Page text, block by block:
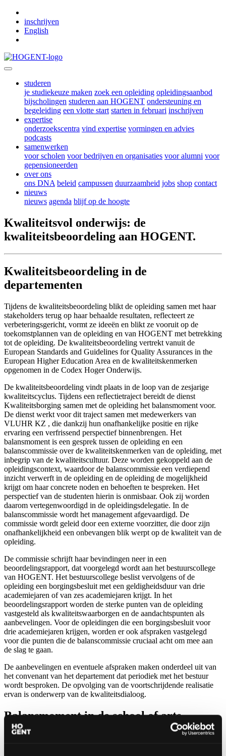
inschrijven
English
studeren
je studiekeuze maken zoek een opleiding opleidingsaanbod
bijscholingen studeren aan HOGENT ondersteuning en
begeleiding een vlotte start starten in februari inschrijven
expertise
onderzoekscentra vind expertise vormingen en advies
podcasts
samenwerken
voor scholen voor bedrijven en organisaties voor alumni voor
gepensioneerden
over ons
ons DNA beleid campussen duurzaamheid jobs shop contact
nieuws
nieuws agenda blijf op de hoogte
Kwaliteitsvol onderwijs: de
kwaliteitsbeoordeling aan HOGENT.
Kwaliteitsbeoordeling in de
departementen
Tijdens de kwaliteitsbeoordeling blikt de opleiding samen met haar
stakeholders terug op haar behaalde resultaten, reflecteert ze
verbeteringsgericht, vormt ze ideeën en blikt ze vooruit op de
toekomstplannen van de opleiding en van HOGENT met betrekking
tot de opleiding. De kwaliteitsbeoordeling vertrekt vanuit de
European Standards and Guidelines for Quality Assurances in the
European Higher Education Area en de kwaliteitskenmerken
opgenomen in de Codex Hoger Onderwijs.
De kwaliteitsbeoordeling vindt plaats in de loop van de zesjarige
kwaliteitscyclus. Tijdens een reflectietraject bereidt de dienst
Kwaliteitsborging samen met de opleiding het balansmoment voor.
De dienst werkt voor dit traject samen met medewerkers van
VLUHR KZ , die dankzij hun onafhankelijke positie en rijke
ervaring een verfrissend perspectief binnenbrengen. Het
balansmoment is een gesprek tussen de opleiding en een
balanscommissie over de kwaliteitskenmerken van de opleiding, met
inbegrip van de kwaliteitscultuur. Deze worden gekoppeld aan de
opleidingscontext, waardoor de balanscommissie een verdiepend
inzicht verwerft in de opleiding en de opleiding de mogelijkheid
krijgt om haar concrete noden en behoeften te bespreken. Het
perspectief van de studenten hierin is onmisbaar. Ook zij worden
daarom vertegenwoordigd in de opleidingsdelegatie. In de
balanscommissie wordt het management afgevaardigd. De
commissie wordt geleid door een externe voorzitter, die door zijn
onafhankelijkheid een onbevangen blik werpt op de kwaliteit van de
opleiding.
De commissie schrijft haar bevindingen neer in een
beoordelingsrapport, dat voorgelegd wordt aan het bestuurscollege
van HOGENT. Het bestuurscollege beslist vervolgens of de
opleiding een borgingsbesluit met een geldigheidsduur van drie
academiejaren of van zes academiejaren krijgt. In het
beoordelingsrapport worden de sterke punten van de opleiding
vastgesteld als kwaliteitswaarborgen en de aandachtspunten als
aanbevelingen. Voor de opleidingen die een borgingsbesluit voor
drie academiejaren krijgen, worden er ook afspraken vastgelegd
voor die punten die de balanscommissie cruciaal acht om mee aan
de slag te gaan.
De aanbevelingen en eventuele afspraken maken onderdeel uit van
het convenant van het departement dat periodiek met het bestuur
wordt besproken. De opvolging van de voortschrijdende realisatie
ervan is onderwerp van de kwaliteitsdialoog.
Balansmoment in de school of arts
De school of arts organiseert voor haar opleidingen binnen de